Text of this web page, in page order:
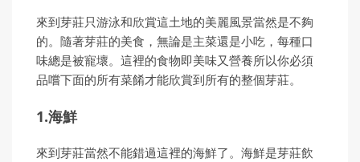
來到芽莊只游泳和欣賞這土地的美麗風景當然是不夠
的。隨著芽莊的美食，無論是主菜還是小吃，每種口
味總是被寵壞。這裡的食物即美味又營養所以你必須
品嚐下面的所有菜餚才能欣賞到所有的整個芽莊。
1.海鮮
來到芽莊當然不能錯過這裡的海鮮了。海鮮是芽莊飲